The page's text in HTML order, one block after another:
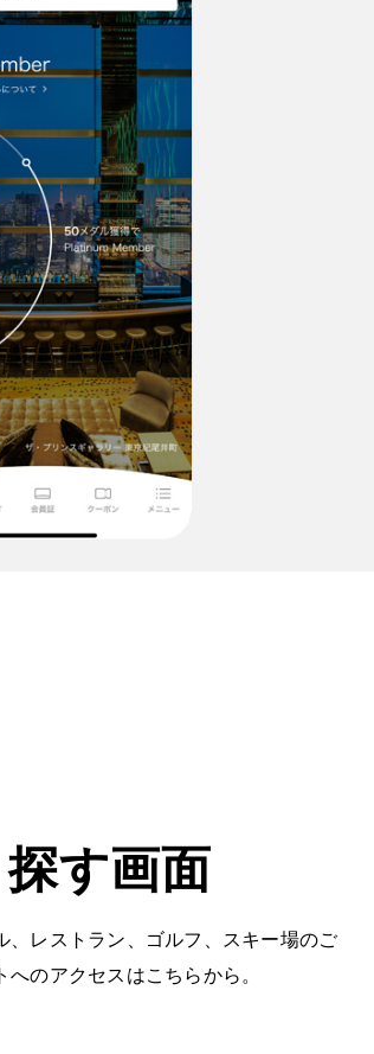
す画面
、レストラン、ゴルフ、スキー場のご
のアクセスはこちらから。